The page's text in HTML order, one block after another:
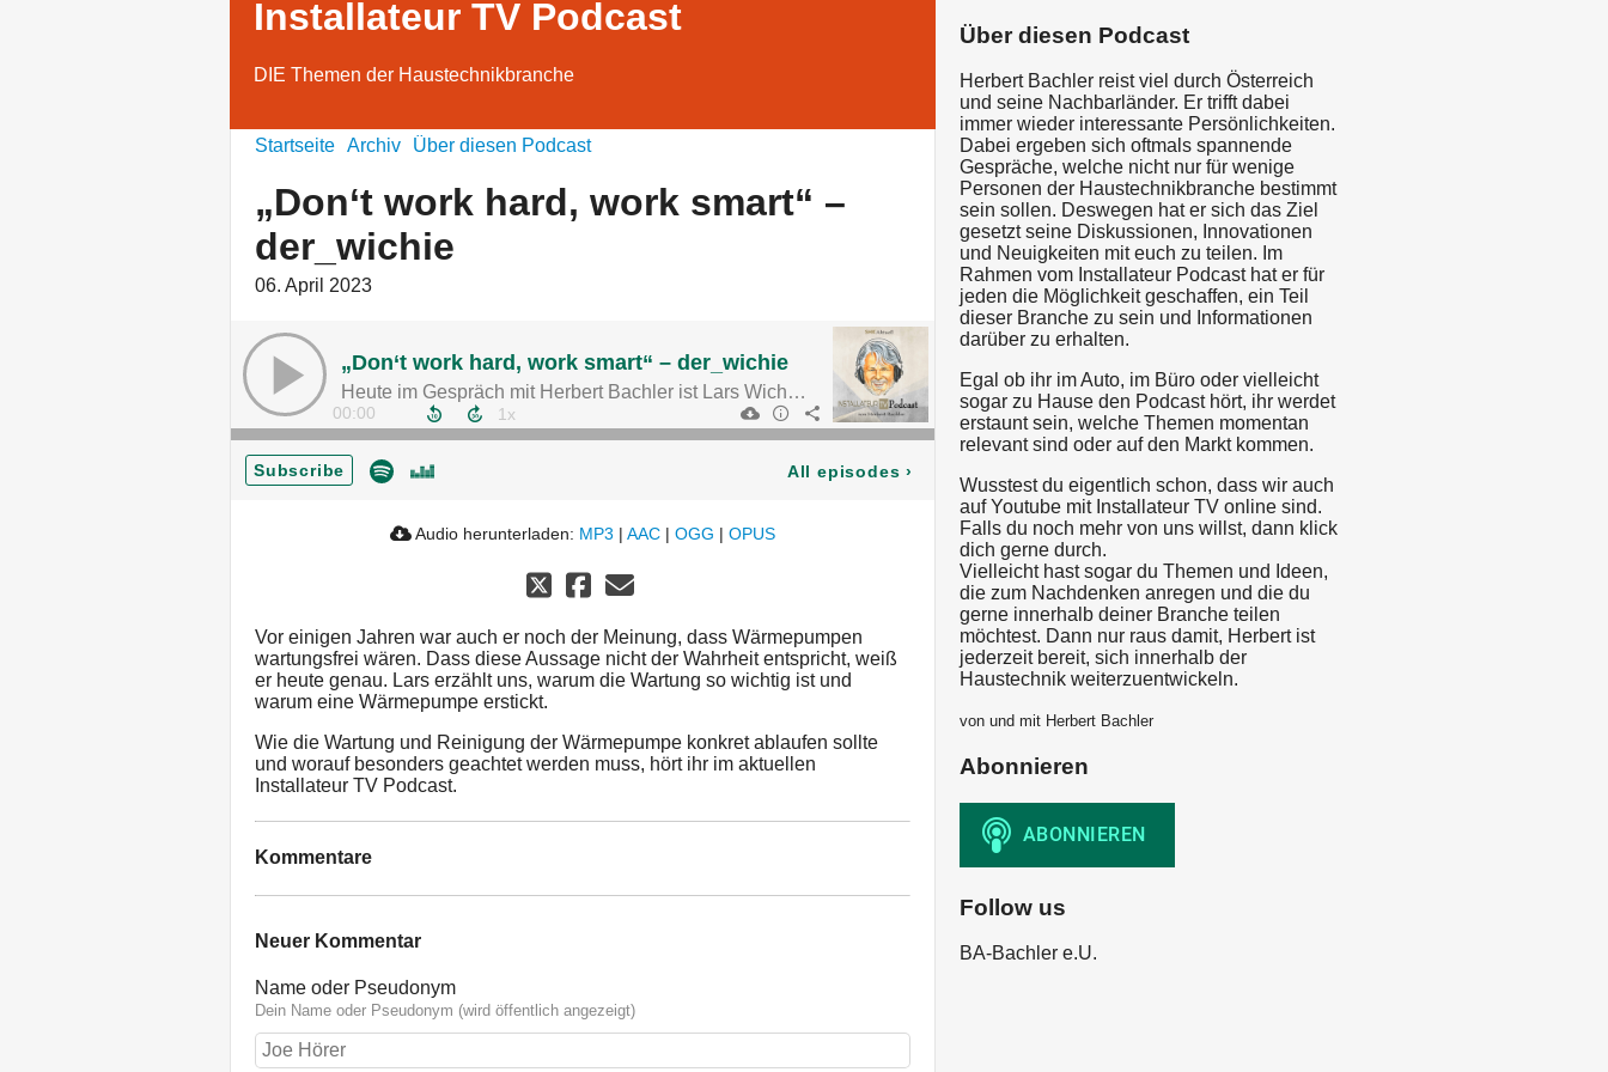
Installateur TV Podcast
DIE Themen der Haustechnikbranche
Startseite Archiv Über diesen Podcast
„Don‘t work hard, work smart“ –
der_wichie
06. April 2023
„Don‘t work hard, work smart“ – der_wichie
Heute im Gespräch mit Herbert Bachler ist Lars Wichert, oder der_wichie, wie er sich auf Instagram nennt.
00:00
Subscribe All episodes ›
Audio herunterladen: MP3 | AAC | OGG | OPUS
Vor einigen Jahren war auch er noch der Meinung, dass Wärmepumpen
wartungsfrei wären. Dass diese Aussage nicht der Wahrheit entspricht, weiß
er heute genau. Lars erzählt uns, warum die Wartung so wichtig ist und
warum eine Wärmepumpe erstickt.
Wie die Wartung und Reinigung der Wärmepumpe konkret ablaufen sollte
und worauf besonders geachtet werden muss, hört ihr im aktuellen
Installateur TV Podcast.
Kommentare
Neuer Kommentar
Name oder Pseudonym
Dein Name oder Pseudonym (wird öffentlich angezeigt)
Über diesen Podcast
Herbert Bachler reist viel durch Österreich
und seine Nachbarländer. Er trifft dabei
immer wieder interessante Persönlichkeiten.
Dabei ergeben sich oftmals spannende
Gespräche, welche nicht nur für wenige
Personen der Haustechnikbranche bestimmt
sein sollen. Deswegen hat er sich das Ziel
gesetzt seine Diskussionen, Innovationen
und Neuigkeiten mit euch zu teilen. Im
Rahmen vom Installateur Podcast hat er für
jeden die Möglichkeit geschaffen, ein Teil
dieser Branche zu sein und Informationen
darüber zu erhalten.
Egal ob ihr im Auto, im Büro oder vielleicht
sogar zu Hause den Podcast hört, ihr werdet
erstaunt sein, welche Themen momentan
relevant sind oder auf den Markt kommen.
Wusstest du eigentlich schon, dass wir auch
auf Youtube mit Installateur TV online sind.
Falls du noch mehr von uns willst, dann klick
dich gerne durch.
Vielleicht hast sogar du Themen und Ideen,
die zum Nachdenken anregen und die du
gerne innerhalb deiner Branche teilen
möchtest. Dann nur raus damit, Herbert ist
jederzeit bereit, sich innerhalb der
Haustechnik weiterzuentwickeln.
von und mit Herbert Bachler
Abonnieren
Follow us
BA-Bachler e.U.